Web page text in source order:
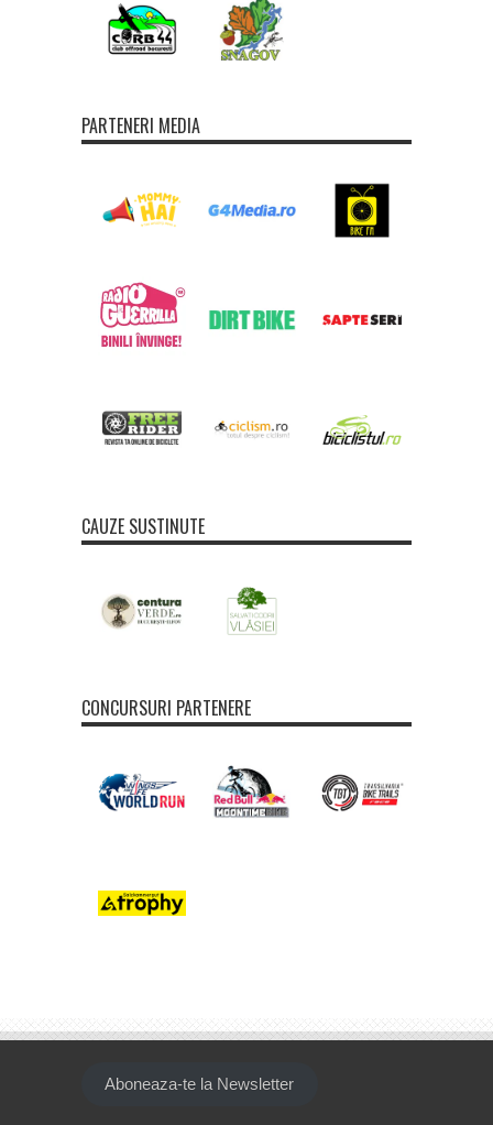
PARTENERI MEDIA
CAUZE SUSTINUTE
CONCURSURI PARTENERE
Aboneaza-te la Newsletter